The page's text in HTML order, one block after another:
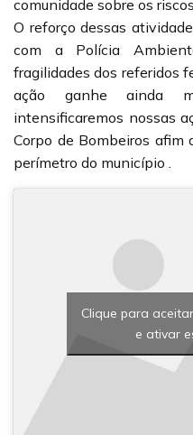
comunidade sobre os
O reforço dessas
com a Polícia
fragilidades dos referidos
ação ganhe ainda
intensificaremos nossas
Corpo de Bombeiros afim
perímetro do município .
Clique para
e ativar